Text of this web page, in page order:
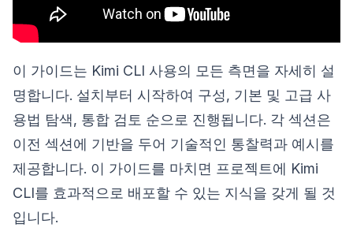
이 가이드는 Kimi CLI 사용의 모든 측면을 자세히 설
명합니다. 설치부터 시작하여 구성, 기본 및 고급 사
용법 탐색, 통합 검토 순으로 진행됩니다. 각 섹션은
이전 섹션에 기반을 두어 기술적인 통찰력과 예시를
제공합니다. 이 가이드를 마치면 프로젝트에 Kimi
CLI를 효과적으로 배포할 수 있는 지식을 갖게 될 것
입니다.